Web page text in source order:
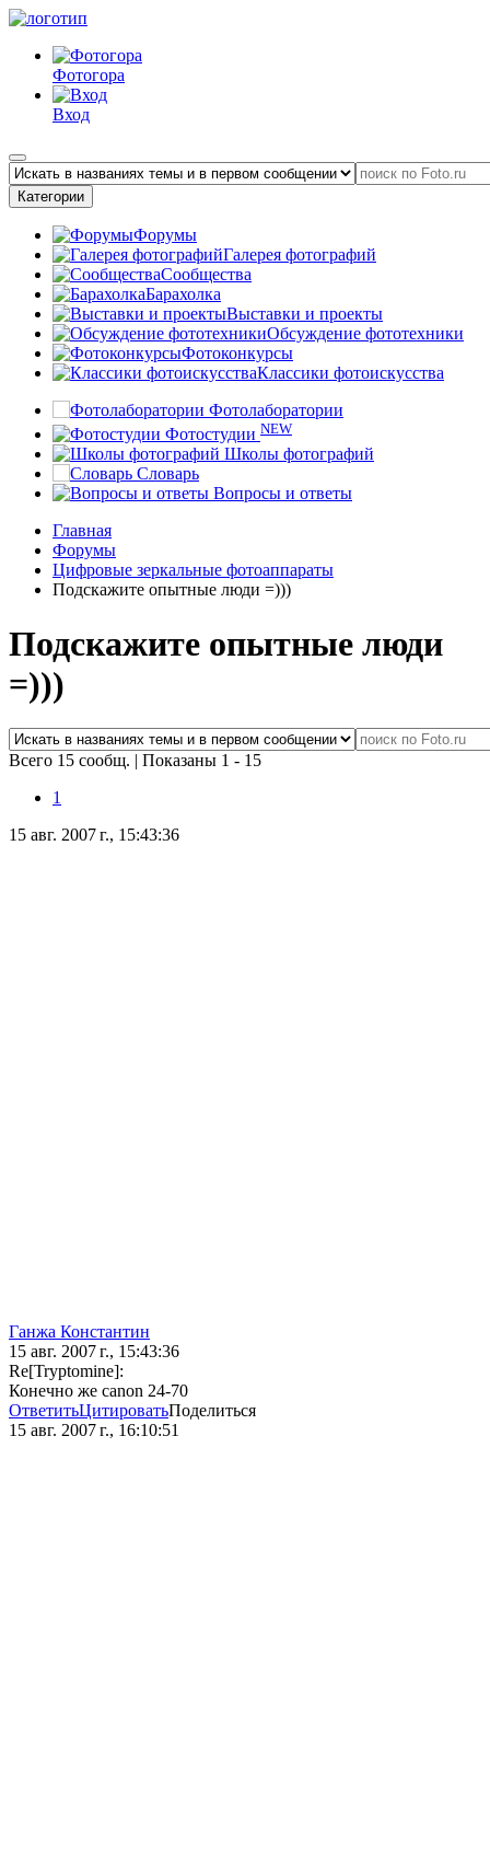
Фотогора
Вход
Категории
Форумы
Галерея фотографий
Сообщества
Барахолка
Выставки и проекты
Обсуждение фототехники
Фотоконкурсы
Классики фотоискусства
Фотолаборатории
Фотостудии NEW
Школы фотографий
Словарь
Вопросы и ответы
Главная
Форумы
Цифровые зеркальные фотоаппараты
Подскажите опытные люди =)))
Подскажите опытные люди
=)))
Всего 15 сообщ. | Показаны 1 - 15
1
15 авг. 2007 г., 15:43:36
Ганжа Константин
15 авг. 2007 г., 15:43:36
Re[Tryptomine]:
Конечно же canon 24-70
ОтветитьЦитироватьПоделиться
15 авг. 2007 г., 16:10:51